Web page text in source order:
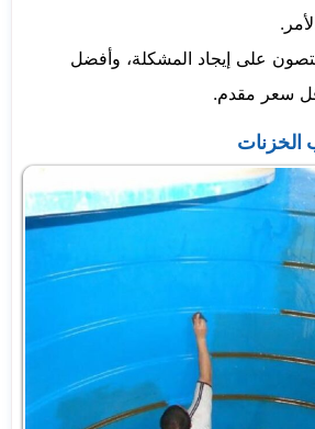
على إيجاد المشكلة، وأفضل
سعر مقدم.
الخزنات